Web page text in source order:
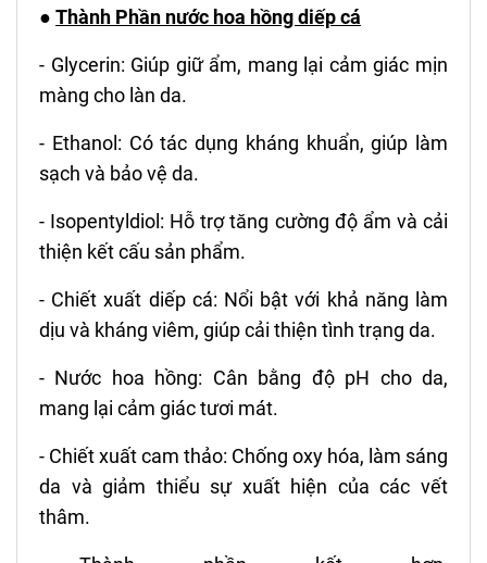
● Thành Phần nước hoa hồng diếp cá
- Glycerin: Giúp giữ ẩm, mang lại cảm giác mịn
màng cho làn da.
- Ethanol: Có tác dụng kháng khuẩn, giúp làm
sạch và bảo vệ da.
- Isopentyldiol: Hỗ trợ tăng cường độ ẩm và cải
thiện kết cấu sản phẩm.
- Chiết xuất diếp cá: Nổi bật với khả năng làm
dịu và kháng viêm, giúp cải thiện tình trạng da.
- Nước hoa hồng: Cân bằng độ pH cho da,
mang lại cảm giác tươi mát.
- Chiết xuất cam thảo: Chống oxy hóa, làm sáng
da và giảm thiểu sự xuất hiện của các vết
thâm.